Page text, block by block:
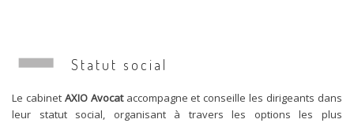
Statut social
Le cabinet AXIO Avocataccompagne et conseille les dirigeants dans
leur statut social, organisant à travers les options les plus